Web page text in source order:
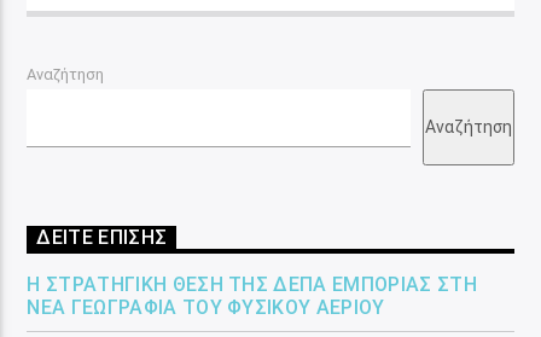
Αναζήτηση
Αναζήτηση
ΔΕΙΤΕ ΕΠΙΣΗΣ
Η ΣΤΡΑΤΗΓΙΚΉ ΘΈΣΗ ΤΗΣ ΔΕΠΑ ΕΜΠΟΡΊΑΣ ΣΤΗ
ΝΈΑ ΓΕΩΓΡΑΦΊΑ ΤΟΥ ΦΥΣΙΚΟΎ ΑΕΡΊΟΥ